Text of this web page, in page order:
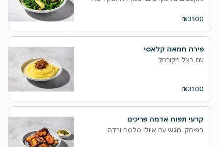
₪31.00
פירה חמאה קלאסי
עם בצל מקורמל
₪31.00
קרעי תפוח אדמה פריכים
בפירוק, מוגש עם איולי סלסה ורדה